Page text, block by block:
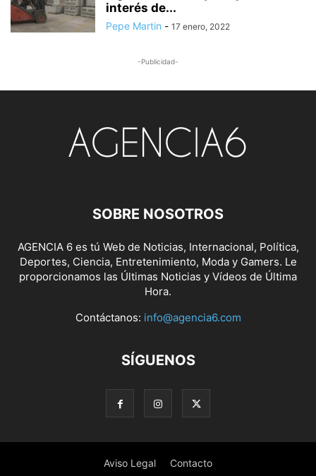
interés de...
Pepe Martin - 17 enero, 2022
-Publicidad-
SOBRE NOSOTROS
AGENCIA 6 es tú Web de Noticias, Internacional, Política,
Deportes, Ciencia, Entretenimiento, Moda y Gamers. Le
proporcionamos las Últimas Noticias y Vídeos de Última
Hora.
Contáctanos: info@agencia6.com
SÍGUENOS
Aviso Legal Contacto